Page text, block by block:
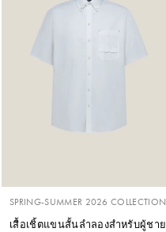
SPRING-SUMMER 2026 COLLECTION
เสื้อเชิ้ตแขนสั้นลำลองสำหรับผู้ชาย